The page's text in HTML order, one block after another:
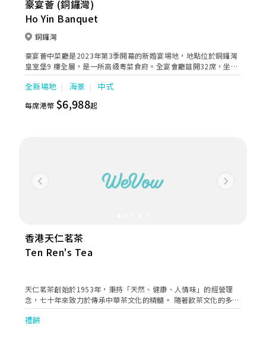
豪宴薈 (銅鑼灣)
Ho Yin Banquet
銅鑼灣
豪宴薈中菜廳是2023年第3季開幕的新婚宴場地，地點位於銅鑼灣
皇室堡9 樓全層，是一所高級粵菜食府。全宴會廳筵開32席，坐擁
180度維港景致，新人在璀璨夜空下，見證盟誓一刻。 由港鐵銅鑼
灣站E出口步行約4分鐘可達，交通極為便利。豪宴薈的婚宴團隊，
貼心提供完美婚宴服務，致力為每一對新人締造完美無瑕婚宴。
全新場地 海景 中式
每席港幣 $6,988起
Previous Next
香港天仁茗茶
Ten Ren's Tea
天仁茗茶創始於1953年，秉持「天然、健康、人情味」的經營理
念，七十年來致力於傳承中華茶文化的精髓。 隨著飲茶文化的多元
化發展，天仁茗茶於2012年8月引入香港，在銅鑼灣誠品開立香港
首間零售專門店，至今已擁有59間分店，成為港人日常生活中不可
禮餅